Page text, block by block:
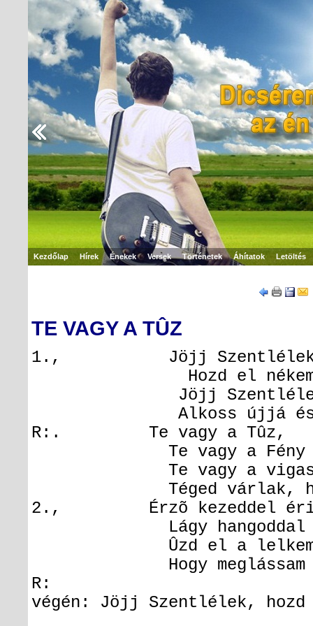
Kezdőlap Hírek Énekek Versek Történetek Áhítatok Letöltés
TE VAGY A TÛZ
1., Jöjj
Hozd el nékem
Jöjj
Alkoss újjá és élj
R:. Te vagy a Tûz,
Te vagy a Fény
Te vagy a vigasz
Téged várlak, hát
2., Érzõ kezeddel érints
Lágy hangoddal
Ûzd el a lelkembõl
Hogy meglássam az
R:
végén: Jöjj Szentlélek,